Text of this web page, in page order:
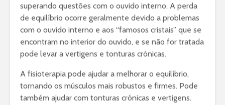
superando questões com o ouvido interno. A perda
de equilíbrio ocorre geralmente devido a problemas
com o ouvido interno e aos “famosos cristais” que se
encontram no interior do ouvido, e se não for tratada
pode levar a vertigens e tonturas crónicas.
A fisioterapia pode ajudar a melhorar o equilíbrio,
tornando os músculos mais robustos e firmes. Pode
também ajudar com tonturas crónicas e vertigens.